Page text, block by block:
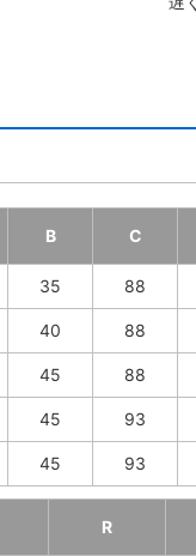
B C
35 88
40 88
45 88
45 93
45 93
R